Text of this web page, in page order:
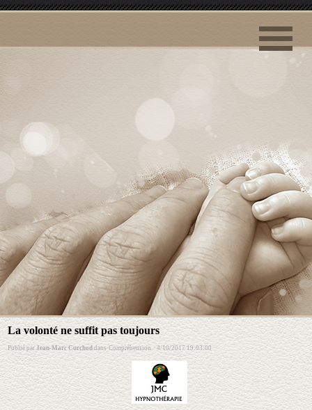
La volonté ne suffit pas toujours
Publié parJean-Marc Curchod dansCompréhension·4/10/2017 19:03:00